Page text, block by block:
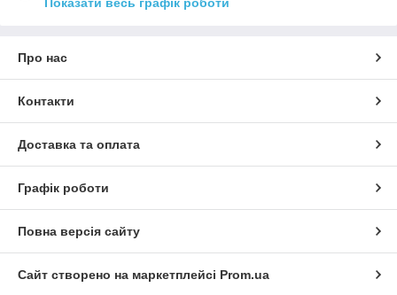
або тонам холодного кольору, з яскравою текстурою,
Про нас
Контакти
Доставка та оплата
Графік роботи
Повна версія сайту
Сайт створено на маркетплейсі Prom.ua